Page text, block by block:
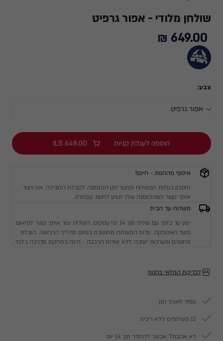
שולחן מלודי - אפור גרפיט
649.00
₪
649.00 ₪
צבע:
הוספה לעגלת קניות ILS 649.00
איסוף מהחנות - חינם!
חיסכון בעלות המשלוח וקיצור זמן ההמתנה לקבלת החבילה. אנו ניצור
איתך קשר כשההזמנה שלך תגיע לחנות שבחרת.
משלוח עד הבית
יגיע עד ביתך עם שליח תוך 14 ימי עסקים. השליח יצור איתך קשר לתיאום
מועד האספקה. עלות המשלוח מחושבת בסיום תהליך הרכישה. הובלת
מחסנים ומערכות ישיבה ללא שירות הרכבה - הינה בפריקת מדרכה בלבד.
לבדיקת המלאי בחנות
עמיד לאורך זמן
12 תשלומים ללא ריבית
לא אהבת? אפשר להחזיר תוך 14 יום